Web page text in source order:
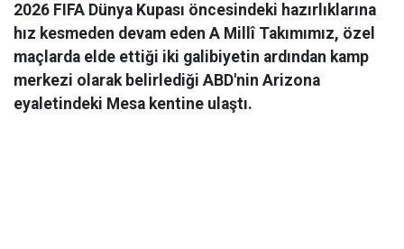
2026 FIFA Dünya Kupası öncesindeki hazırlıklarına
hız kesmeden devam eden A Millî Takımımız, özel
maçlarda elde ettiği iki galibiyetin ardından kamp
merkezi olarak belirlediği ABD'nin Arizona
eyaletindeki Mesa kentine ulaştı.